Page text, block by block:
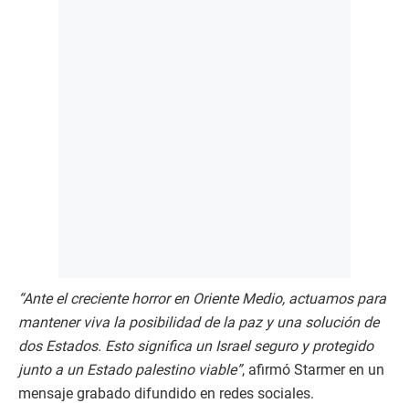
“Ante el creciente horror en Oriente Medio, actuamos para
mantener viva la posibilidad de la paz y una solución de
dos Estados. Esto significa un Israel seguro y protegido
junto a un Estado palestino viable”, afirmó Starmer en un
mensaje grabado difundido en redes sociales.